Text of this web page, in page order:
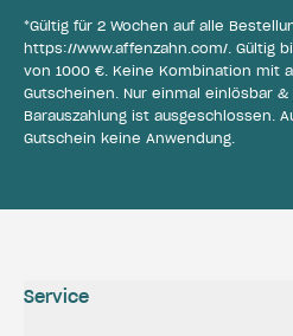
*Gültig für 2 Wochen auf alle
https://www.affenzahn.com/ . Gültig
von 1000 €. Keine Kombination mit
Gutscheinen. Nur einmal einlösbar
Barauszahlung ist ausgeschlossen.
Gutschein keine Anwendung.
Service